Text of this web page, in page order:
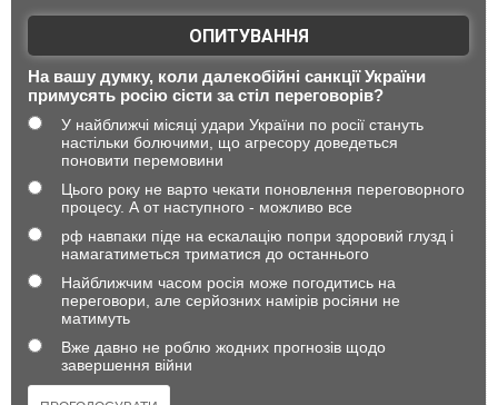
ОПИТУВАННЯ
На вашу думку, коли далекобійні санкції України
примусять росію сісти за стіл переговорів?
У найближчі місяці удари України по росії стануть
настільки болючими, що агресору доведеться
поновити перемовини
Цього року не варто чекати поновлення переговорного
процесу. А от наступного - можливо все
рф навпаки піде на ескалацію попри здоровий глузд і
намагатиметься триматися до останнього
Найближчим часом росія може погодитись на
переговори, але серйозних намірів росіяни не
матимуть
Вже давно не роблю жодних прогнозів щодо
завершення війни